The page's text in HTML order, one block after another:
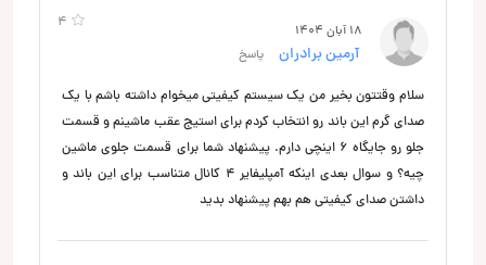
4 18 آبان 1404
آرمین برادران پاسخ
سلام وقتتون بخیر من یک سیستم کیفیتی میخوام داشته باشم با یک
صدای گرم این باند رو انتخاب کردم برای استیج عقب ماشینم و قسمت
جلو رو جایگاه ۶ اینچی دارم. پیشنهاد شما برای قسمت جلوی ماشین
چیه؟ و سوال بعدی اینکه آمپلیفایر ۴ کانال متناسب برای این باند و
داشتن صدای کیفیتی هم بهم پیشنهاد بدید